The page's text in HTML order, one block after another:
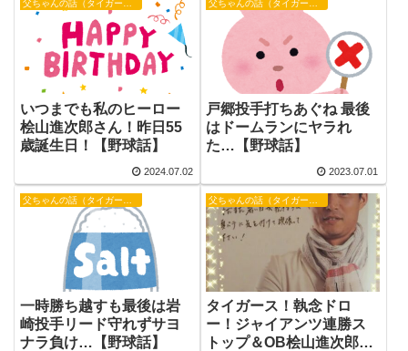
いつまでも私のヒーロー
桧山進次郎さん！昨日55
歳誕生日！【野球話】
2024.07.02
戸郷投手打ちあぐね 最後
はドームランにヤラれ
た…【野球話】
2023.07.01
一時勝ち越すも最後は岩
崎投手リード守れずサヨ
ナラ負け…【野球話】
タイガース！執念ドロ
ー！ジャイアンツ連勝ス
トップ＆OB桧山進次郎さ